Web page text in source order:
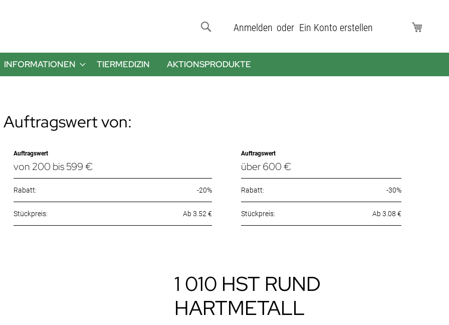
Direkt
Inhalt
Anmelden Ein Konto erstellen
INFORMATIONEN TIERMEDIZIN AKTIONSPRODUKTE
von:
Auftragswert
von 200 bis 599 €
Auftragswert
über 600 €
Rabatt: -20% Rabatt: -30%
Ab 3.52 € Ab 3.08 €
1 010 HST RUND
HARTMETALL